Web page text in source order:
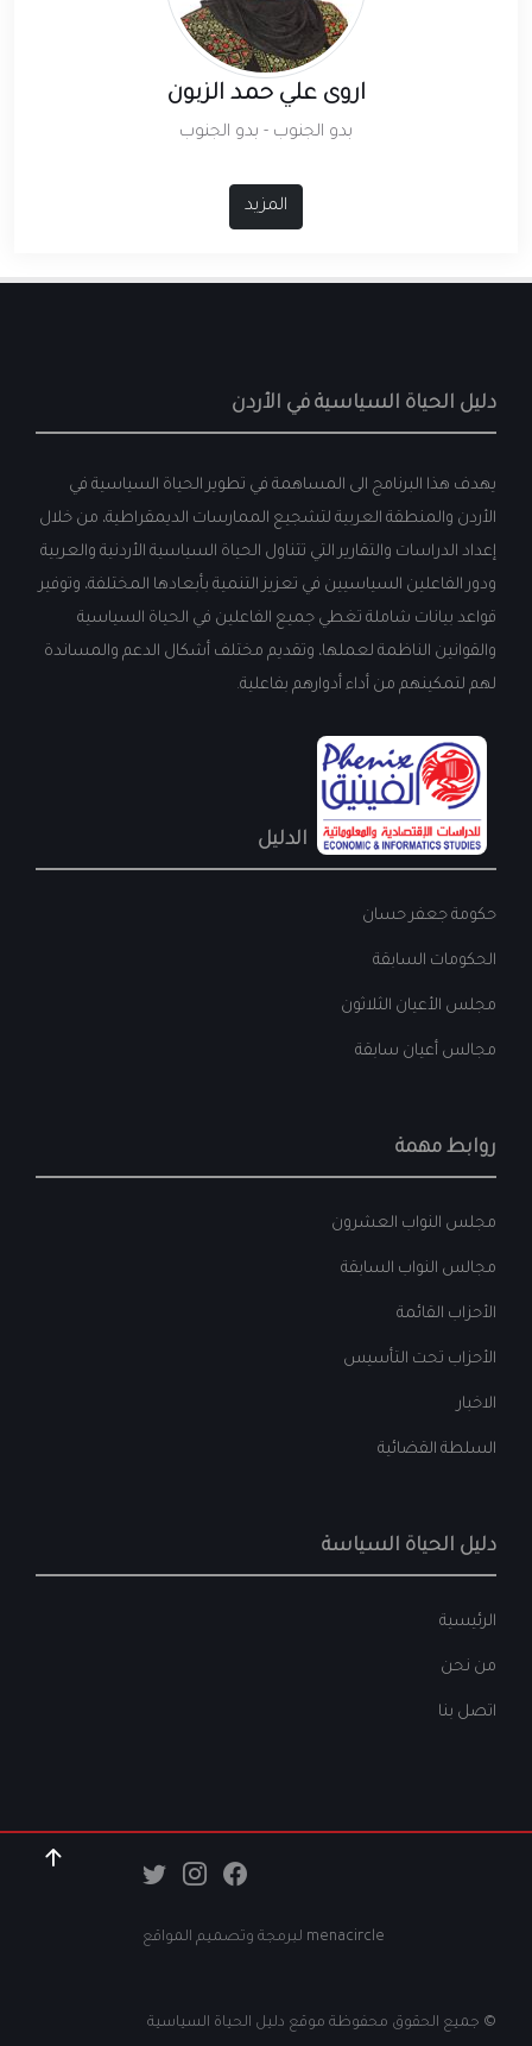
اروى علي حمد الزبون
بدو الجنوب - بدو الجنوب
المزيد
دليل الحياة السياسية في الأردن
يهدف هذا البرنامج الى المساهمة في تطوير الحياة السياسية في
الأردن والمنطقة العربية لتشجيع الممارسات الديمقراطية، من خلال
إعداد الدراسات والتقارير التي تتناول الحياة السياسية الأردنية والعربية
ودور الفاعلين السياسيين في تعزيز التنمية بأبعادها المختلفة، وتوفير
قواعد بيانات شاملة تغطي جميع الفاعلين في الحياة السياسية
والقوانين الناظمة لعملها، وتقديم مختلف أشكال الدعم والمساندة
لهم لتمكينهم من أداء أدوارهم بفاعلية.
الدليل
حكومة جعفر حسان
الحكومات السابقة
مجلس الأعيان الثلاثون
مجالس أعيان سابقة
روابط مهمة
مجلس النواب العشرون
مجالس النواب السابقة
الأحزاب القائمة
الأحزاب تحت التأسيس
الاخبار
السلطة القضائية
دليل الحياة السياسة
الرئيسية
من نحن
اتصل بنا
menacircle ل برمجة وتصميم المواقع
© جميع الحقوق محفوظة موقع دليل الحياة السياسية